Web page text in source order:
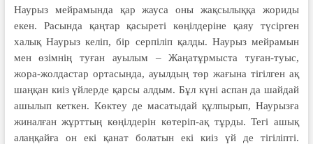
Наурыз мейрамында қар жауса оны жақсылыққа жориды
екен. Расында қаңтар қасыреті көңілдеріне қаяу түсірген
халық Наурыз келіп, бір серпіліп қалды. Наурыз мейрамын
мен өзімнің туған ауылым – Жаңатұрмыста туған-туыс,
жора-жолдастар ортасында, ауылдың төр жағына тігілген ақ
шаңқан киіз үйлерде қарсы алдым. Бұл күні аспан да шайдай
ашылып кеткен. Көктеу де масатыдай құлпырып, Наурызға
жиналған жұрттың көңілдерін көтеріп-ақ тұрды. Тегі ашық
алаңқайға он екі қанат болатын екі киіз үй де тігіліпті.